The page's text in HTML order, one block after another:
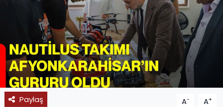
Paylaş A- A+
11:11 MANŞET